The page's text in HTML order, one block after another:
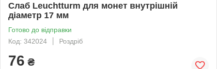
Слаб Leuchtturm для монет внутрішній
діаметр 17 мм
Готово до відправки
Код: 342024
Роздріб
76 ₴